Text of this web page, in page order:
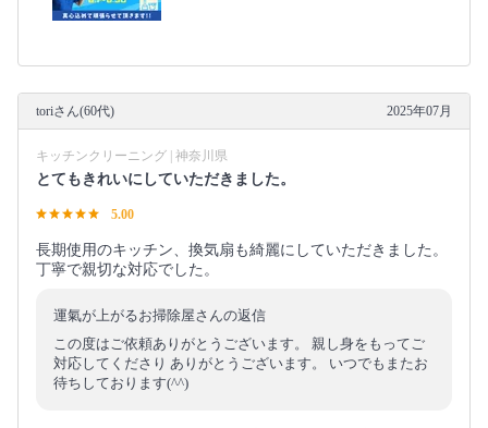
toriさん(60代) 2025年07月
キッチンクリーニング | 神奈川県
とてもきれいにしていただきました。
5.00
長期使用のキッチン、換気扇も綺麗にしていただきました。
丁寧で親切な対応でした。
運氣が上がるお掃除屋さんの返信
この度はご依頼ありがとうございます。 親し身をもってご
対応してくださり ありがとうございます。 いつでもまたお
待ちしております(^^)